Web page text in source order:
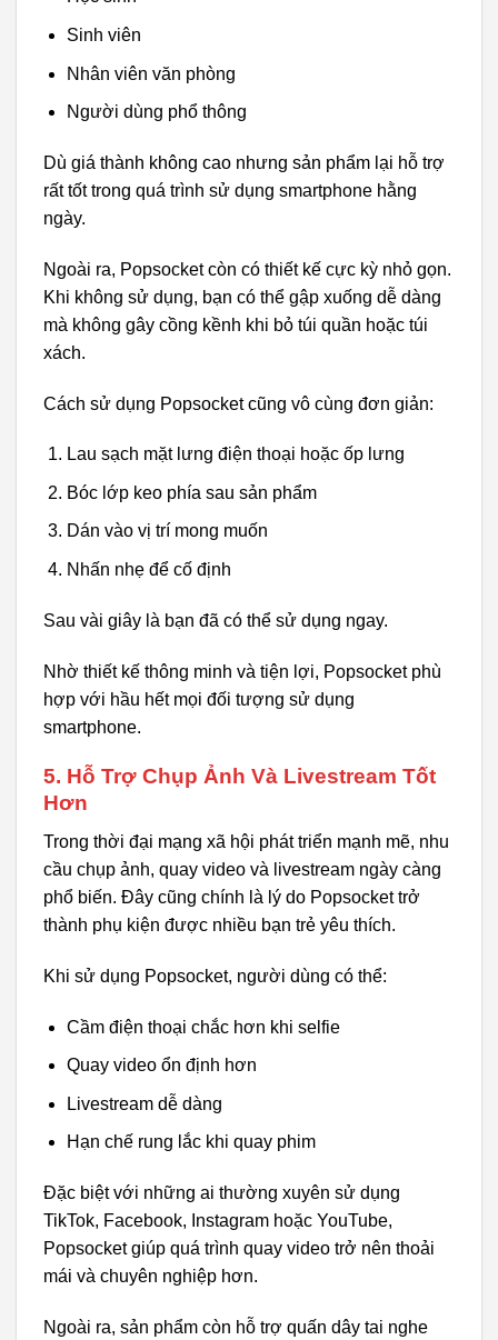
Sinh viên
Nhân viên văn phòng
Người dùng phổ thông
Dù giá thành không cao nhưng sản phẩm lại hỗ trợ
rất tốt trong quá trình sử dụng smartphone hằng
ngày.
Ngoài ra, Popsocket còn có thiết kế cực kỳ nhỏ gọn.
Khi không sử dụng, bạn có thể gập xuống dễ dàng
mà không gây cồng kềnh khi bỏ túi quần hoặc túi
xách.
Cách sử dụng Popsocket cũng vô cùng đơn giản:
Lau sạch mặt lưng điện thoại hoặc ốp lưng
Bóc lớp keo phía sau sản phẩm
Dán vào vị trí mong muốn
Nhấn nhẹ để cố định
Sau vài giây là bạn đã có thể sử dụng ngay.
Nhờ thiết kế thông minh và tiện lợi, Popsocket phù
hợp với hầu hết mọi đối tượng sử dụng
smartphone.
5. Hỗ Trợ Chụp Ảnh Và Livestream Tốt
Hơn
Trong thời đại mạng xã hội phát triển mạnh mẽ, nhu
cầu chụp ảnh, quay video và livestream ngày càng
phổ biến. Đây cũng chính là lý do Popsocket trở
thành phụ kiện được nhiều bạn trẻ yêu thích.
Khi sử dụng Popsocket, người dùng có thể:
Cầm điện thoại chắc hơn khi selfie
Quay video ổn định hơn
Livestream dễ dàng
Hạn chế rung lắc khi quay phim
Đặc biệt với những ai thường xuyên sử dụng
TikTok, Facebook, Instagram hoặc YouTube,
Popsocket giúp quá trình quay video trở nên thoải
mái và chuyên nghiệp hơn.
Ngoài ra, sản phẩm còn hỗ trợ quấn dây tai nghe